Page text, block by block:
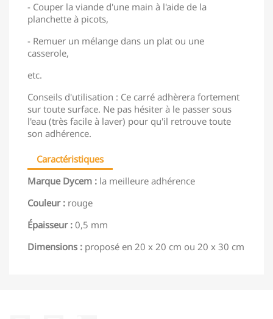
- Couper la viande d'une main à l'aide de la
planchette à picots,
- Remuer un mélange dans un plat ou une
casserole,
etc.
Conseils d'utilisation : Ce carré adhèrera fortement
sur toute surface. Ne pas hésiter à le passer sous
l'eau (très facile à laver) pour qu'il retrouve toute
son adhérence.
Caractéristiques
Marque Dycem : la meilleure adhérence
Couleur : rouge
Épaisseur : 0,5 mm
Dimensions : proposé en 20 x 20 cm ou 20 x 30 cm